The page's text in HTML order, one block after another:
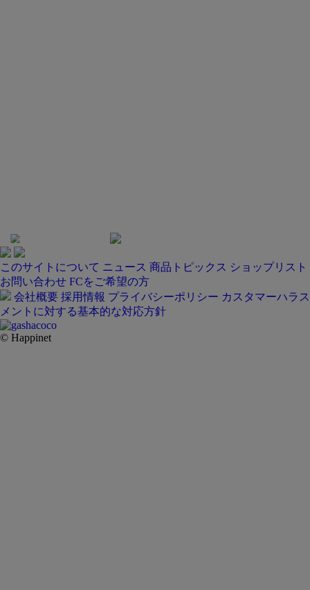
このサイトについて ニュース 商品トピックス ショップリスト
お問い合わせ FCをご希望の方
会社概要 採用情報 プライバシーポリシー カスタマーハラス
メントに対する基本的な対応方針
© Happinet